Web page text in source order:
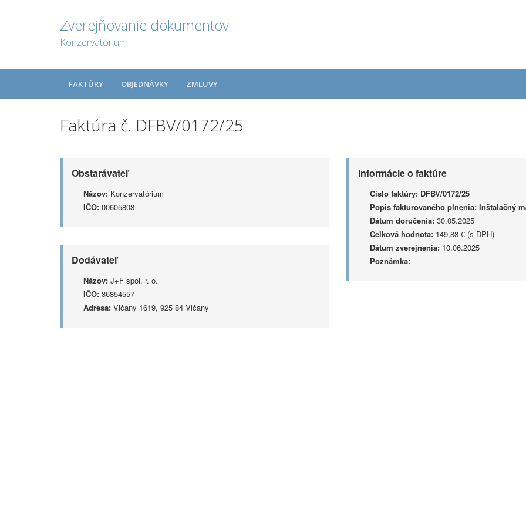
Zverejňovanie dokumentov
Konzervatórium
FAKTÚRY OBJEDNÁVKY ZMLUVY
Faktúra č. DFBV/0172/25
Obstarávateľ
Názov: Konzervatórium
IČO: 00605808
Dodávateľ
Názov: J+F spol. r. o.
IČO: 36854557
Adresa: Vlčany 1619, 925 84 Vlčany
Informácie o faktúre
Číslo faktúry: DFBV/0172/25
Popis fakturovaného plnenia: Inštalačný
Dátum doručenia:30.05.2025
Celková hodnota:149,88 € (s DPH)
Dátum zverejnenia:10.06.2025
Poznámka: